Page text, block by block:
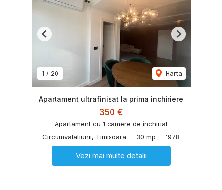
1 / 20 Harta
Previous Next
Apartament ultrafinisat la prima inchiriere
350 €
Apartament cu 1 camere de închiriat
Circumvalatiunii, Timisoara
30 mp 1978
Vezi mai multe detalii